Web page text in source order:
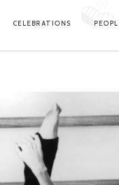
CELEBRATIONS